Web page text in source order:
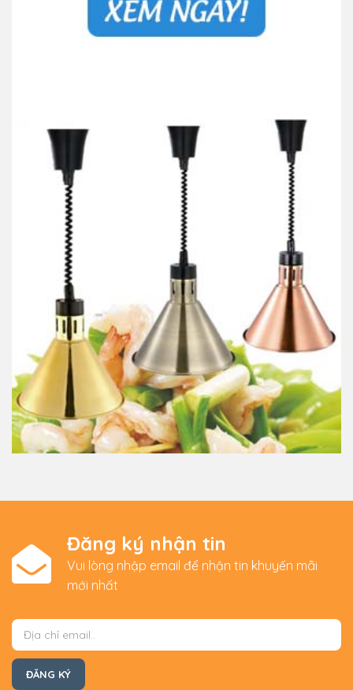
Đăng ký nhận tin
Vui lòng nhập email để nhận tin khuyến mãi
mới nhất